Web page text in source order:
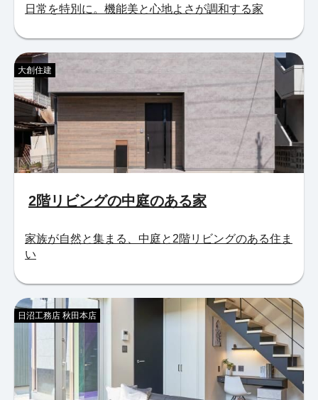
日常を特別に。機能美と心地よさが調和する家
2階リビングの中庭のある家
大創住建
家族が自然と集まる、中庭と2階リビングのある住ま
い
日沼工務店 秋田本店